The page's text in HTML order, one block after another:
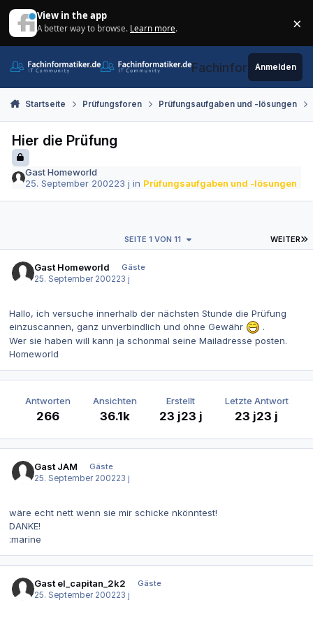
View in the app
A better way to browse. Learn more. ×
Fachinformatiker.de
Anmelden
Startseite Prüfungsforen Prüfungsaufgaben und -lösungen
Hier die Prüfung
Gast Homeworld
25. September 200223 j in Prüfungsaufgaben und -lösungen
WEITER
SEITE 1 VON 11
Gast Homeworld
Gäste
25. September 200223 j
Hallo, ich versuche innerhalb der nächsten Stunde die Prüfung
einzuscannen, ganz unverbindlich und ohne Gewähr
.
Wer sie haben will kann ja schonmal seine Mailadresse posten.
Homeworld
Antworten
266
Ansichten
36.1k
Erstellt
23 j23 j
Letzte Antwort
23 j23 j
Gast JAM
Gäste
25. September 200223 j
wäre echt nett wenn sie mir schicke nkönntest!
DANKE!
:marine
Gast el_capitan_2k2
Gäste
25. September 200223 j